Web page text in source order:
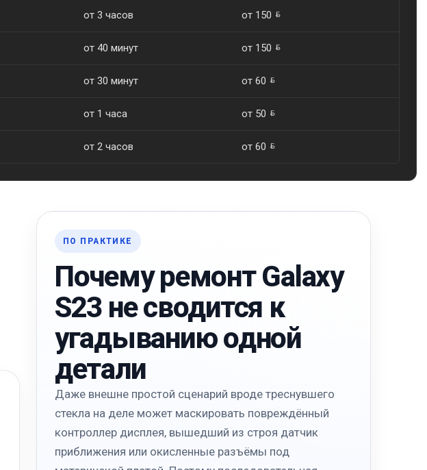
от 3 часов от 150
от 40 минут от 150
от 30 минут от 60
от 1 часа от 50
от 2 часов от 60
ПО ПРАКТИКЕ
Почему ремонт Galaxy
S23 не сводится к
угадыванию одной
детали
Даже внешне простой сценарий вроде треснувшего
стекла на деле может маскировать повреждённый
контроллер дисплея, вышедший из строя датчик
приближения или окисленные разъёмы под